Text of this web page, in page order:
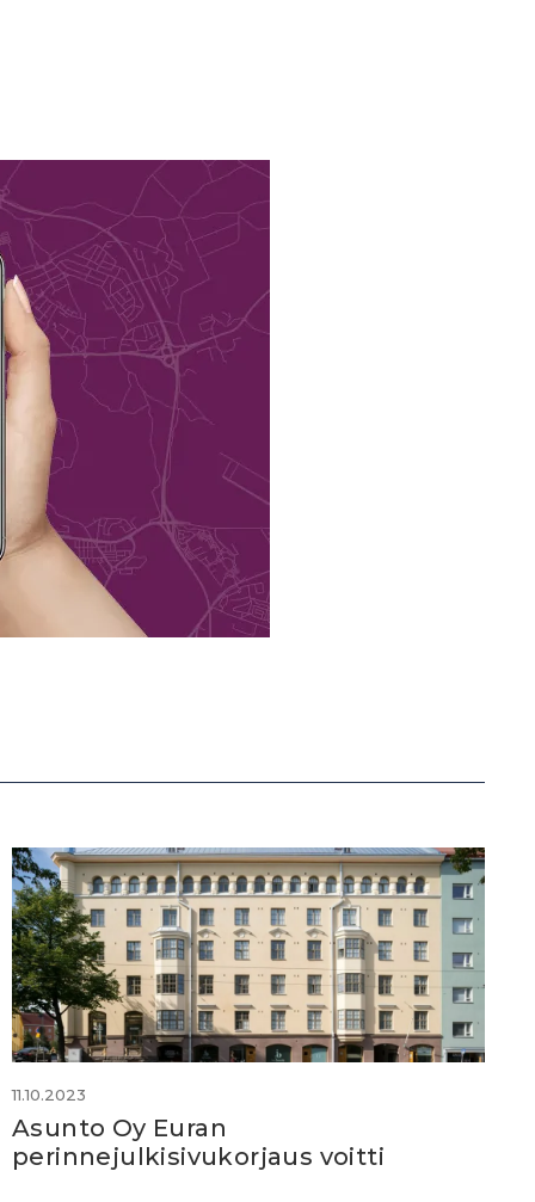
11.10.2023
Asunto Oy Euran
perinnejulkisivukorjaus voitti